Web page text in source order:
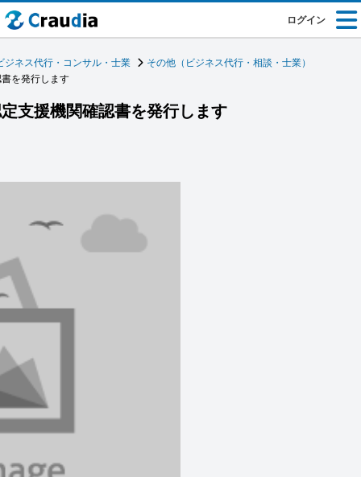
ログイン
ジネス代行・コンサル・士業
その他（ビジネス代行・相談・士業）
を発行します
支援機関確認書を発行します